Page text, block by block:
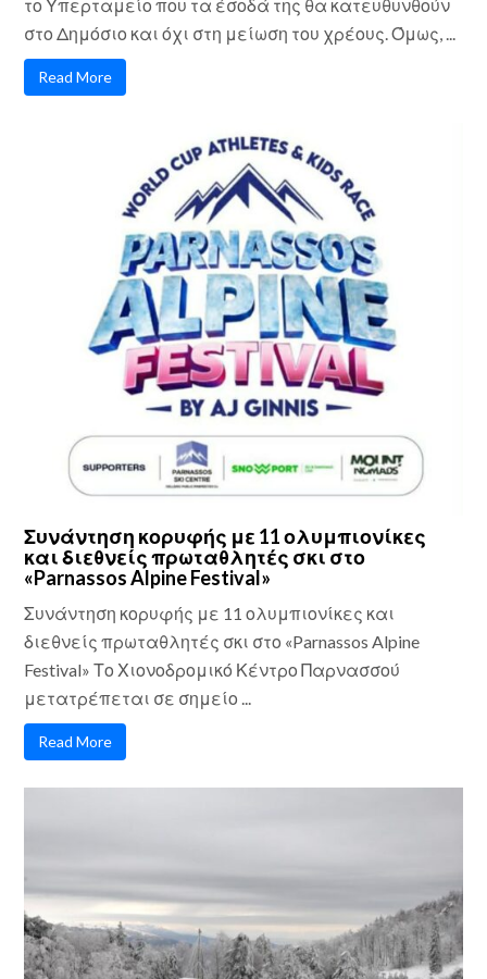
το Υπερταμείο που τα έσοδά της θα κατευθυνθούν
στο Δημόσιο και όχι στη μείωση του χρέους. Όμως, ...
Read More
Συνάντηση κορυφής με 11 ολυμπιονίκες
και διεθνείς πρωταθλητές σκι στο
«Parnassos Alpine Festival»
Συνάντηση κορυφής με 11 ολυμπιονίκες και
διεθνείς πρωταθλητές σκι στο «Parnassos Alpine
Festival» Το Χιονοδρομικό Κέντρο Παρνασσού
μετατρέπεται σε σημείο ...
Read More